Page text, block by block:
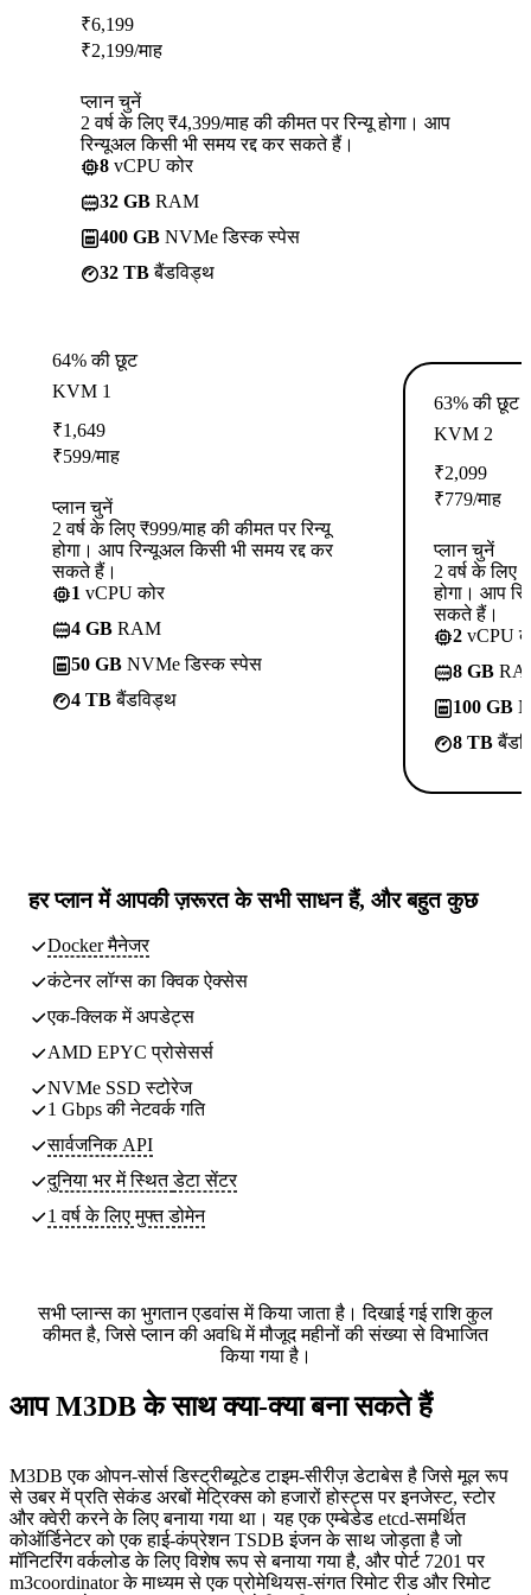
₹6,199
₹2,199/माह
प्लान चुनें
2 वर्ष के लिए ₹4,399/माह की कीमत पर रिन्यू होगा। आप
रिन्यूअल किसी भी समय रद्द कर सकते हैं।
8 vCPU कोर
32 GB RAM
400 GB NVMe डिस्क स्पेस
32 TBबैंडविड्थ
64% की छूट
KVM 1
₹1,649
₹599/माह
प्लान चुनें
2 वर्ष के लिए ₹999/माह की कीमत पर रिन्यू
होगा। आप रिन्यूअल किसी भी समय रद्द कर
सकते हैं।
1 vCPU कोर
4 GB RAM
50 GB NVMe डिस्क स्पेस
4 TBबैंडविड्थ
63% की छूट
KVM 2
₹2,099
₹779/माह
प्लान चुनें
2 वर्ष के लिए
होगा। आप
सकते हैं।
2 vCPU
8 GB
100 GB
8 TB
हर प्लान मेंआपकी ज़रूरत के सभी साधनहैं, और बहुत कुछ
Docker मैनेजर
कंटेनर लॉग्स का क्विक ऐक्सेस
एक-क्लिक में अपडेट्स
AMD EPYC प्रोसेसर्स
NVMe SSD स्टोरेज
1 Gbps की नेटवर्क गति
सार्वजनिक API
दुनिया भर में स्थितडेटा सेंटर
1 वर्ष के लिए मुफ्त डोमेन
सभी प्लान्स का भुगतान एडवांस में किया जाता है। दिखाई गई राशि कुल
कीमत है, जिसे प्लान की अवधि में मौजूद महीनों की संख्या से विभाजित
किया गया है।
आप M3DB के साथ क्या-क्या बना सकते हैं
M3DB एक ओपन-सोर्स डिस्ट्रीब्यूटेड टाइम-सीरीज़ डेटाबेस है जिसे मूल रूप
से उबर में प्रति सेकंड अरबों मेट्रिक्स को हजारों होस्ट्स पर इनजेस्ट, स्टोर
और क्वेरी करने के लिए बनाया गया था। यह एक एम्बेडेड etcd-समर्थित
कोऑर्डिनेटर को एक हाई-कंप्रेशन TSDB इंजन के साथ जोड़ता है जो
मॉनिटरिंग वर्कलोड के लिए विशेष रूप से बनाया गया है, और पोर्ट 7201 पर
m3coordinator के माध्यम से एक प्रोमेथियस-संगत रिमोट रीड और रिमोट